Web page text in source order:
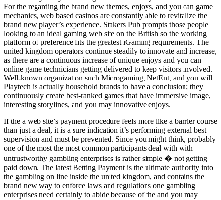
For the regarding the brand new themes, enjoys, and you can game
mechanics, web based casinos are constantly able to revitalize the
brand new player’s experience. Stakers Pub prompts those people
looking to an ideal gaming web site on the British so the working
platform of preference fits the greatest iGaming requirements. The
united kingdom operators continue steadily to innovate and increase,
as there are a continuous increase of unique enjoys and you can
online game technicians getting delivered to keep visitors involved.
Well-known organization such Microgaming, NetEnt, and you will
Playtech is actually household brands to have a conclusion; they
continuously create best-ranked games that have immersive image,
interesting storylines, and you may innovative enjoys.
If the a web site’s payment procedure feels more like a barrier course
than just a deal, it is a sure indication it’s performing external best
supervision and must be prevented. Since you might think, probably
one of the most the most common participants deal with with
untrustworthy gambling enterprises is rather simple � not getting
paid down. The latest Betting Payment is the ultimate authority into
the gambling on line inside the united kingdom, and contains the
brand new way to enforce laws and regulations one gambling
enterprises need certainly to abide because of the and you may